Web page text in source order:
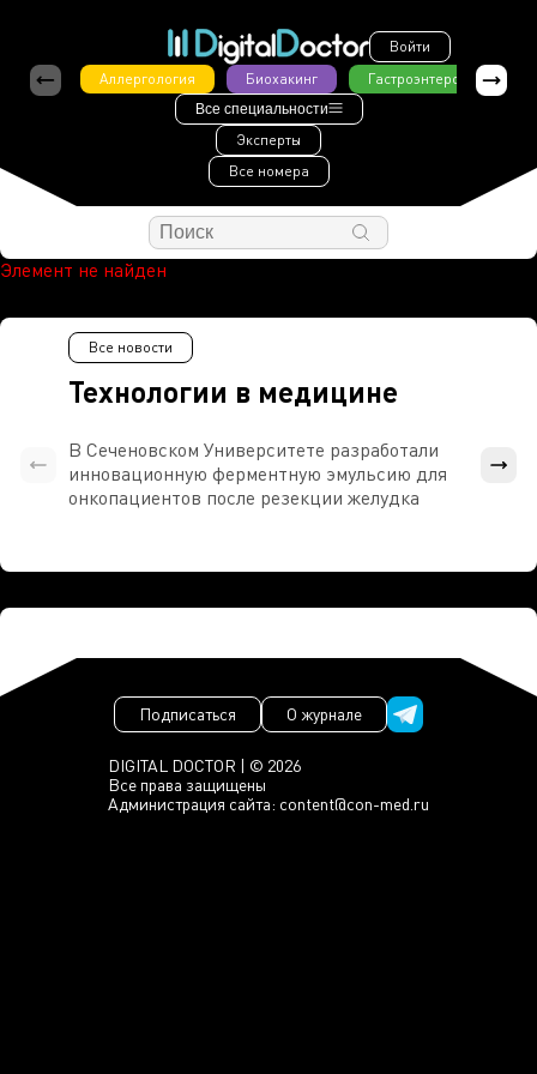
Войти
Аллергология
Биохакинг Гастроэнтерология
Все специальности
Эксперты
Все номера
Элемент не найден
Технологии в медицине
Все новости
В Сеченовском Университете разработали
инновационную ферментную эмульсию для
онкопациентов после резекции желудка
DIGITAL DOCTOR | © 2026
Все права защищены
Администрация сайта: content@con-med.ru
Подписаться О журнале